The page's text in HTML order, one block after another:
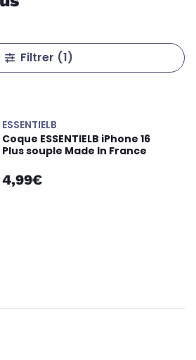
Filtrer (1)
ESSENTIELB
Coque ESSENTIELB iPhone 16
Plus souple Made In France
4,99€